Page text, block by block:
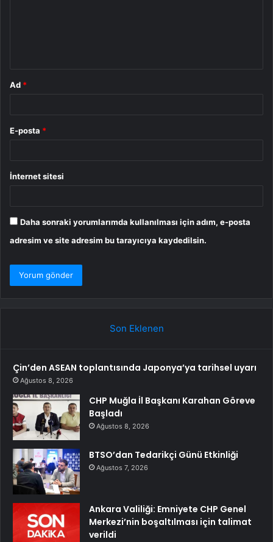
Ad *
E-posta *
İnternet sitesi
Daha sonraki yorumlarımda kullanılması için adım, e-posta
adresim ve site adresim bu tarayıcıya kaydedilsin.
Son Eklenen
Çin’den ASEAN toplantısında Japonya’ya tarihsel uyarı
Ağustos 8, 2026
CHP Muğla İl Başkanı Karahan Göreve
Başladı
Ağustos 8, 2026
BTSO’dan Tedarikçi Günü Etkinliği
Ağustos 7, 2026
Ankara Valiliği: Emniyete CHP Genel
Merkezi’nin boşaltılması için talimat
verildi